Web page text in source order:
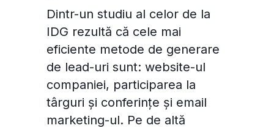
Dintr-un studiu al celor de la
IDG rezultă că cele mai
eficiente metode de generare
de lead-uri sunt: website-ul
companiei, participarea la
târguri și conferințe și email
marketing-ul. Pe de altă